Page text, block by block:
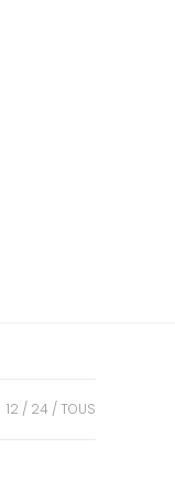
12 24 TOUS